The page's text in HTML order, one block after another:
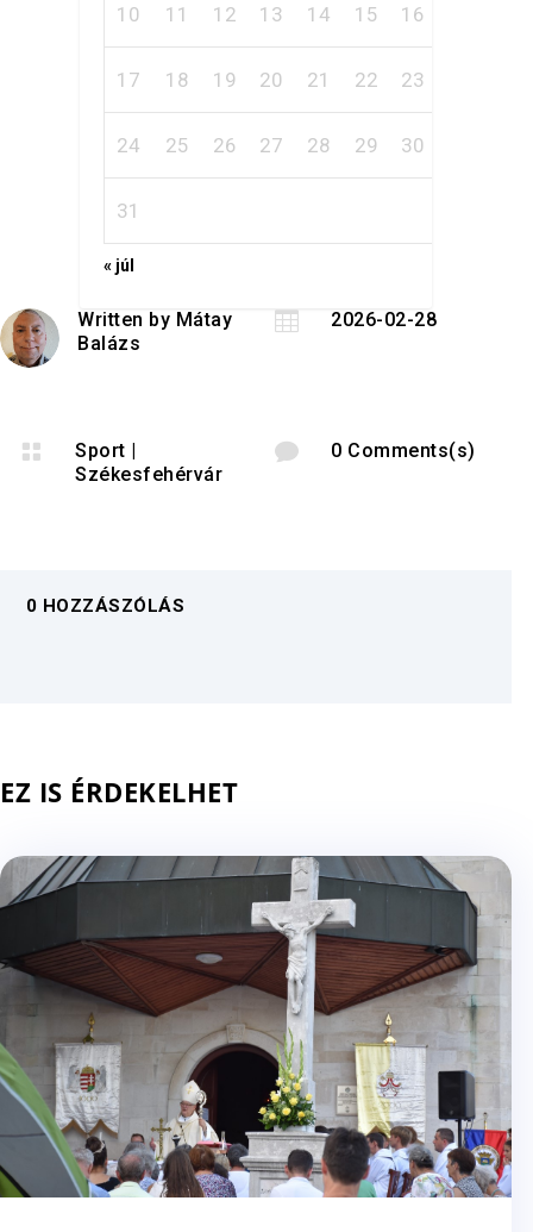
10 11 12 13 14 15 16
17 18 19 20 21 22 23
24 25 26 27 28 29 30
31
« júl
Written by Mátay
Balázs
 2026-02-28
 Sport |
Székesfehérvár
 0 Comments(s)
0 HOZZÁSZÓLÁS
EZ IS ÉRDEKELHET